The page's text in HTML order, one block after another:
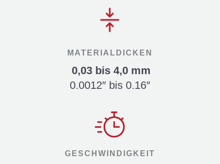
MATERIALDICKEN
0,03 bis 4,0 mm
0.0012″ bis 0.16″
GESCHWINDIGKEIT